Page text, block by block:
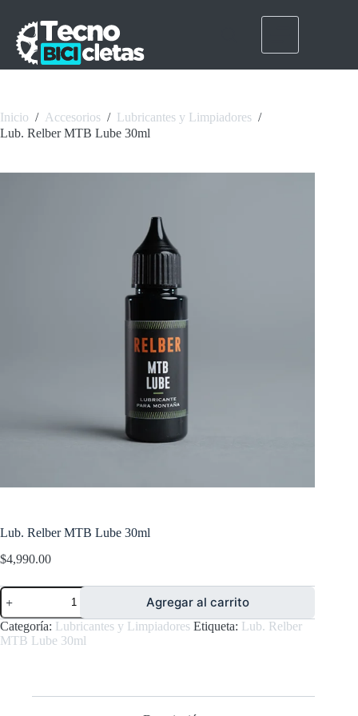
contenido
Inicio / Accesorios / Lubricantes y Limpiadores /
Lub. Relber MTB Lube 30ml
Lub. Relber MTB Lube 30ml
$4,990.00
Lub.
Relber
MTB
Lube
30ml
Agregar al carrito
Categoría: Lubricantes y Limpiadores Etiqueta: Lub. Relber
MTB Lube 30ml